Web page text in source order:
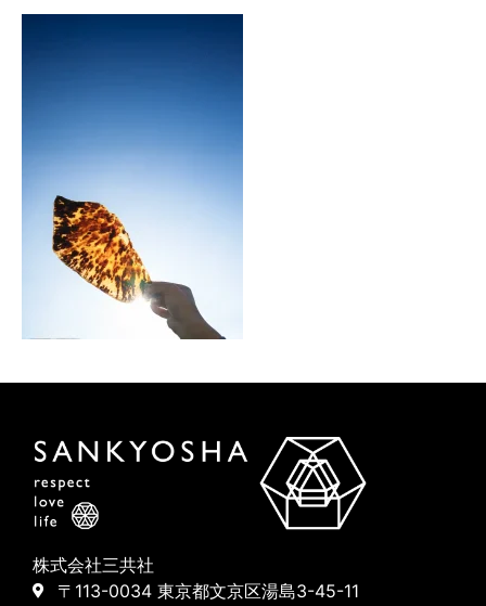
株式会社三共社
〒113-0034 東京都文京区湯島3-45-11